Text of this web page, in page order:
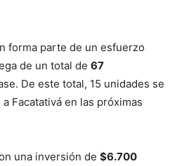
forma parte de un esfuerzo
de un total de 67
De este total, 15 unidades se
Facatativá en las próximas
una inversión de $6.700